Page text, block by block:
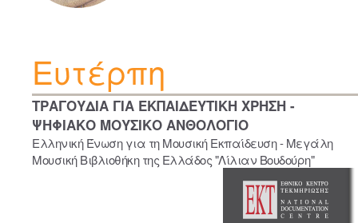
Ευτέρπη
ΤΡΑΓΟΥΔΙΑ ΓΙΑ ΕΚΠΑΙΔΕΥΤΙΚΗ ΧΡΗΣΗ -
ΨΗΦΙΑΚΟ ΜΟΥΣΙΚΟ ΑΝΘΟΛΟΓΙΟ
Ελληνική Ένωση για τη Μουσική Εκπαίδευση - Μεγάλη
Μουσική Βιβλιοθήκη της Ελλάδος "Λίλιαν Βουδούρη"